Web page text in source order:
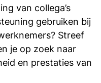
van collega’s
gebruiken bij
Streef
je op zoek naar
en prestaties van